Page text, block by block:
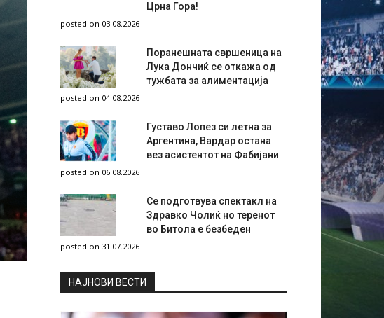
Црна Гора!
posted on 03.08.2026
Поранешната свршеница на
Лука Дончиќ се откажа од
тужбата за алиментација
posted on 04.08.2026
Густаво Лопез си летна за
Аргентина, Вардар остана
вез асистентот на Фабијани
posted on 06.08.2026
Се подготвува спектакл на
Здравко Чолиќ но теренот
во Битола е безбеден
posted on 31.07.2026
НAЈНОВИ ВЕСТИ